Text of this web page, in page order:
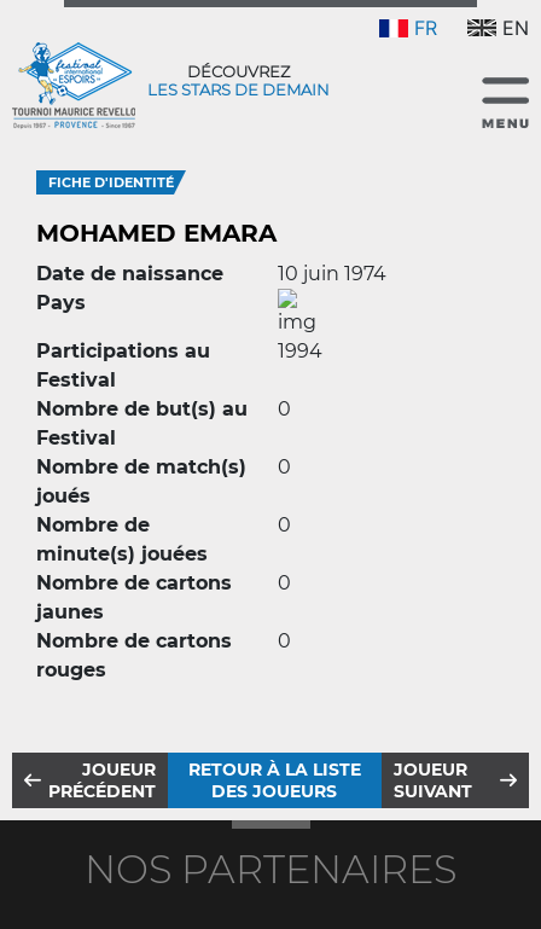
FR EN
DÉCOUVREZ
LES STARS DE DEMAIN
FICHE D'IDENTITÉ
MOHAMED EMARA
Date de naissance
10 juin 1974
Pays
Participations au
Festival
1994
Nombre de but(s) au
Festival
0
Nombre de match(s)
joués
0
Nombre de
minute(s) jouées
0
Nombre de cartons
jaunes
0
Nombre de cartons
rouges
0
JOUEUR
PRÉCÉDENT
RETOUR À LA LISTE
DES JOUEURS
JOUEUR
SUIVANT
NOS PARTENAIRES